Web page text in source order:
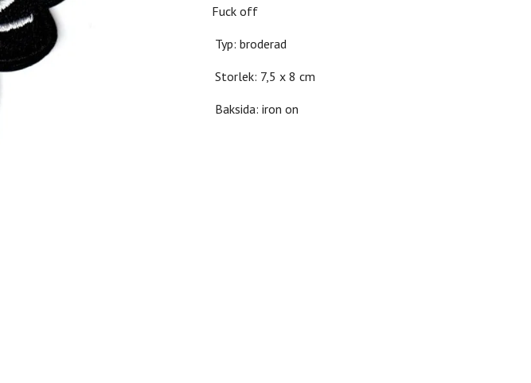
Fuck off
Typ: broderad
Storlek: 7,5 x 8 cm
Baksida: iron on